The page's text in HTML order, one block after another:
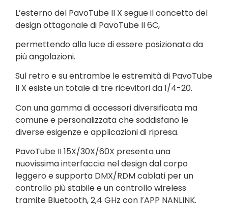
L’esterno del PavoTube II X segue il concetto del
design ottagonale di PavoTube II 6C,
permettendo alla luce di essere posizionata da
più angolazioni.
Sul retro e su entrambe le estremità di PavoTube
II X esiste un totale di tre ricevitori da 1/4-20.
Con una gamma di accessori diversificata ma
comune e personalizzata che soddisfano le
diverse esigenze e applicazioni di ripresa.
PavoTube II 15X/30X/60X presenta una
nuovissima interfaccia nel design dal corpo
leggero e supporta DMX/RDM cablati per un
controllo più stabile e un controllo wireless
tramite Bluetooth, 2,4 GHz con l’APP NANLINK.